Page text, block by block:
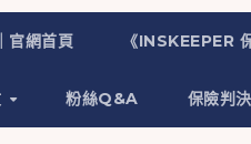
官網首頁 《INSKEEPER
粉絲Q&A 保險判決